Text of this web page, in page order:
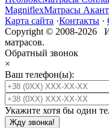
MagniflexМатрасы Акант
Карта сайта ·Контакты ·
Copyright © 2008-2026
матрасов.
Обратный звонок
×
Ваш телефон(ы):
Укажите хотя бы один
Жду звонка!